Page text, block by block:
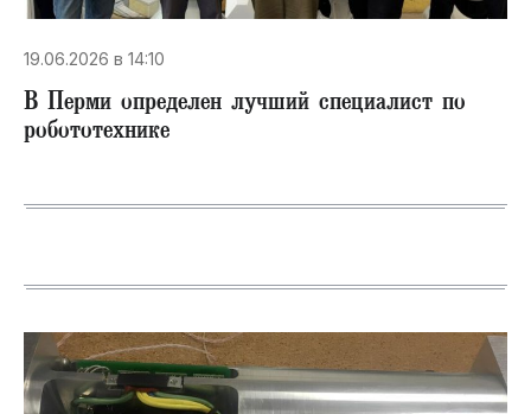
19.06.2026 в 14:10
В ​Перми определен лучший специалист по
робототехнике